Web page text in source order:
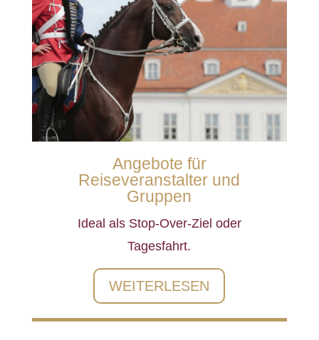
Angebote für
Reiseveranstalter und
Gruppen
Ideal als Stop-Over-Ziel oder
Tagesfahrt.
WEITERLESEN